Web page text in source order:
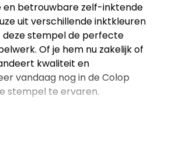
en betrouwbare zelf-inktende
uit verschillende inktkleuren
deze stempel de perfecte
Of je hem nu zakelijk of
kwaliteit en
vandaag nog in de Colop
stempel te ervaren.